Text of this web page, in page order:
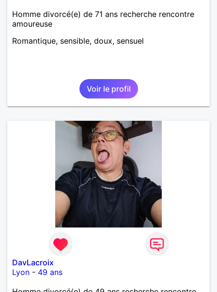
Homme divorcé(e) de 71 ans recherche rencontre
amoureuse
Romantique, sensible, doux, sensuel
Voir le profil
DavLacroix
Lyon - 49 ans